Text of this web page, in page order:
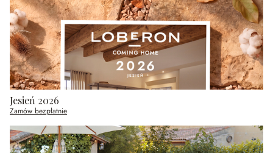
Jesień 2026
Zamów bezpłatnie